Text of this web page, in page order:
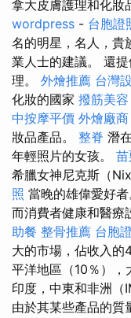
拿大皮膚護理和化妝
wordpress - 台胞證
名的明星，名人，貴
業人士的建議。 還
理。 外燴推薦 台灣
化妝的國家 撥筋美容
中按摩平價 外燴廠商
妝品產品。 整脊 潛
年輕照片的女孩。
希臘女神尼克斯（Nix
照 當晚的雄偉愛好
而消費者健康和醫療
助餐 整骨推薦 台胞
大的市場，佔收入
平洋地區（10％）
印度，中東和非洲（
由於其某些產品的質